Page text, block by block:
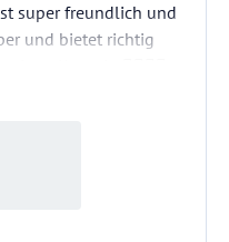
super freundlich und
und bietet richtig